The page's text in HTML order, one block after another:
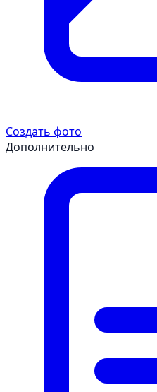
Создать фото
Дополнительно